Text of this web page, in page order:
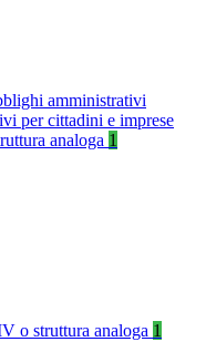
amministrativi
per cittadini e imprese
analoga 1
o struttura analoga 1